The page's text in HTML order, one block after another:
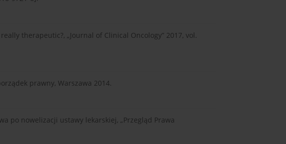
therapeutic?, „Journal of Clinical Oncology” 2017, vol.
prawny, Warszawa 2014.
po nowelizacji ustawy lekarskiej, „Przegląd Prawa